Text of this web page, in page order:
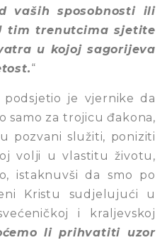
vaših sposobnosti ili
tim trenutcima sjetite
u kojoj sagorijeva
“
je vjernike da
samo za trojicu đakona,
pozvani služiti, poniziti
volji u vlastitu životu,
istaknuvši da smo po
Kristu sudjelujući u
i kraljevskoj
li prihvatiti uzor